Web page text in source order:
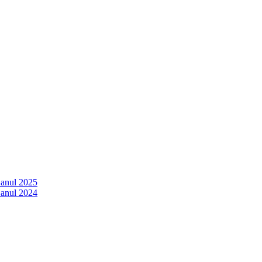
2025
2024